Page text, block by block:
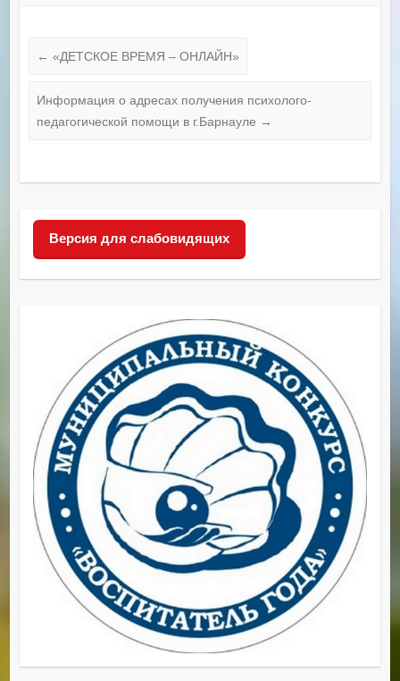
← «ДЕТСКОЕ ВРЕМЯ – ОНЛАЙН»
Информация о адресах получения психолого-
педагогической помощи в г.Барнауле →
Версия для слабовидящих